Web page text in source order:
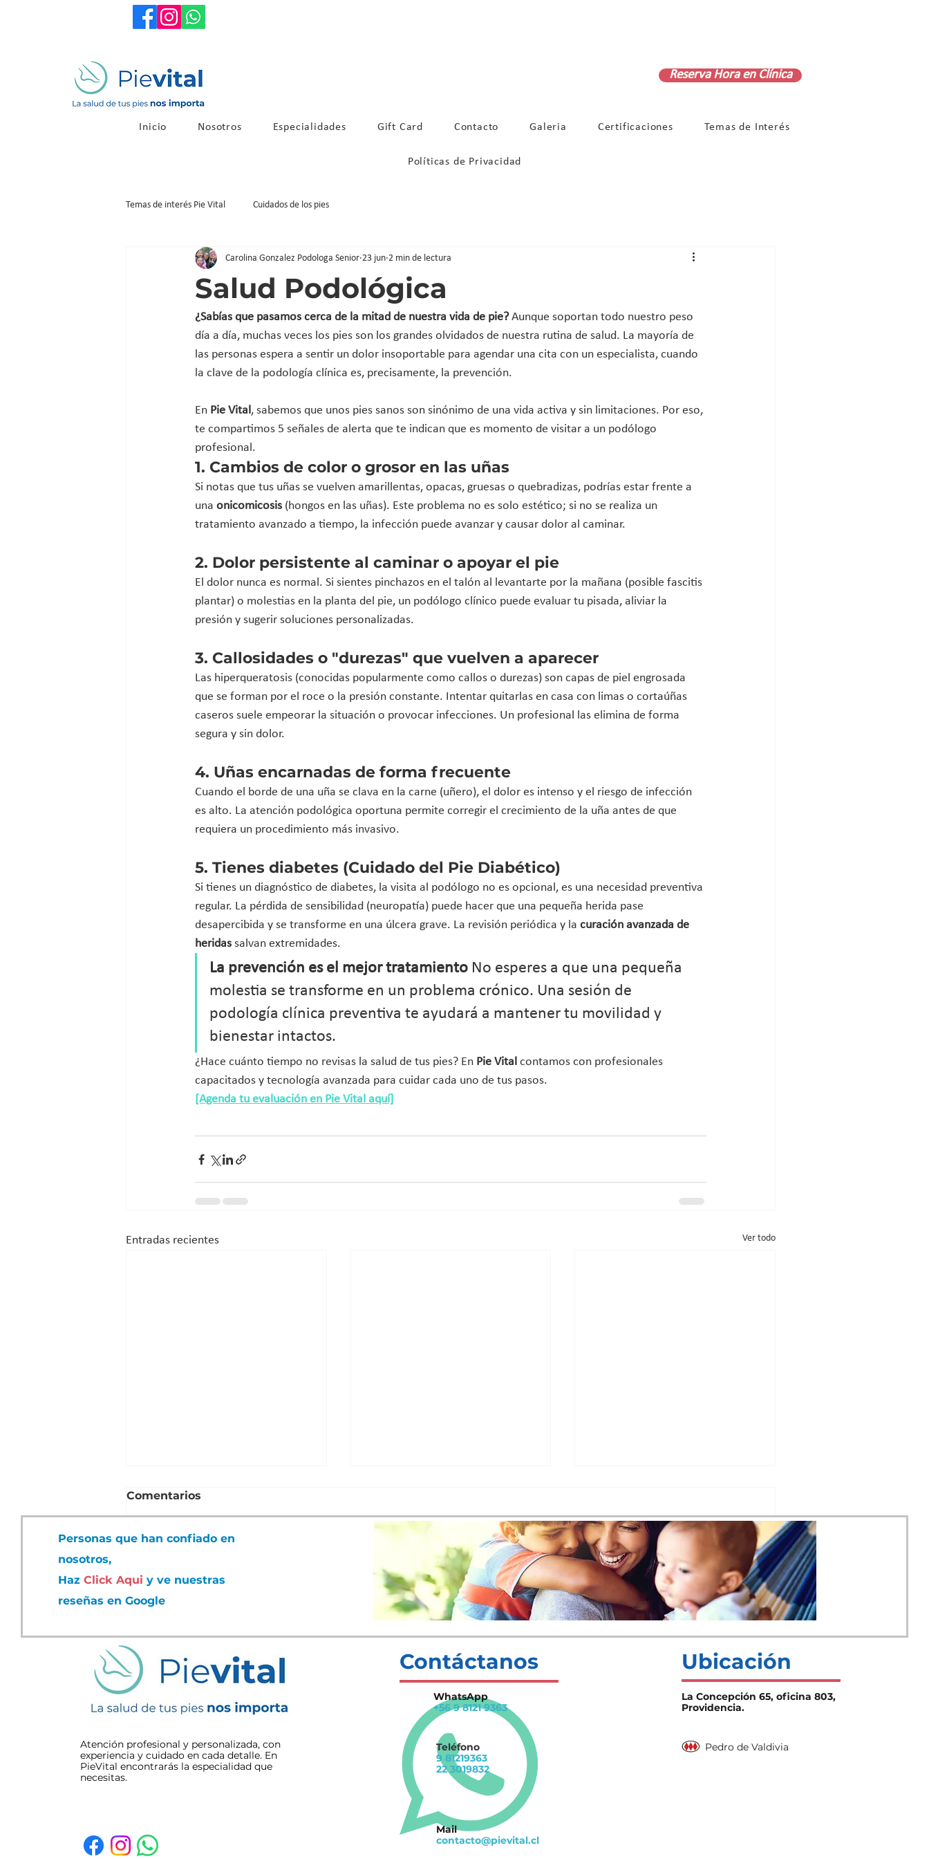
Reserva Hora en Clínica
Inicio Nosotros Especialidades Gift Card Contacto Galeria Certificaciones Temas de Interés
Políticas de Privacidad
Temas de interés Pie Vital Cuidados de los pies
Salud Podológica
Carolina Gonzalez Podologa Senior 23 jun 2 min de lectura
¿Sabías que pasamos cerca de la mitad de nuestra vida de pie? Aunque soportan todo nuestro peso
día a día, muchas veces los pies son los grandes olvidados de nuestra rutina de salud. La mayoría de
las personas espera a sentir un dolor insoportable para agendar una cita con un especialista, cuando
la clave de la podología clínica es, precisamente, la prevención.
En Pie Vital, sabemos que unos pies sanos son sinónimo de una vida activa y sin limitaciones. Por eso,
te compartimos 5 señales de alerta que te indican que es momento de visitar a un podólogo
profesional.
1. Cambios de color o grosor en las uñas
Si notas que tus uñas se vuelven amarillentas, opacas, gruesas o quebradizas, podrías estar frente a
una onicomicosis (hongos en las uñas). Este problema no es solo estético; si no se realiza un
tratamiento avanzado a tiempo, la infección puede avanzar y causar dolor al caminar.
2. Dolor persistente al caminar o apoyar el pie
El dolor nunca es normal. Si sientes pinchazos en el talón al levantarte por la mañana (posible fascitis
plantar) o molestias en la planta del pie, un podólogo clínico puede evaluar tu pisada, aliviar la
presión y sugerir soluciones personalizadas.
3. Callosidades o "durezas" que vuelven a aparecer
Las hiperqueratosis (conocidas popularmente como callos o durezas) son capas de piel engrosada
que se forman por el roce o la presión constante. Intentar quitarlas en casa con limas o cortaúñas
caseros suele empeorar la situación o provocar infecciones. Un profesional las elimina de forma
segura y sin dolor.
4. Uñas encarnadas de forma frecuente
Cuando el borde de una uña se clava en la carne (uñero), el dolor es intenso y el riesgo de infección
es alto. La atención podológica oportuna permite corregir el crecimiento de la uña antes de que
requiera un procedimiento más invasivo.
5. Tienes diabetes (Cuidado del Pie Diabético)
Si tienes un diagnóstico de diabetes, la visita al podólogo no es opcional, es una necesidad preventiva
regular. La pérdida de sensibilidad (neuropatía) puede hacer que una pequeña herida pase
desapercibida y se transforme en una úlcera grave. La revisión periódica y la curación avanzada de
heridas salvan extremidades.
La prevención es el mejor tratamiento No esperes a que una pequeña
molestia se transforme en un problema crónico. Una sesión de
podología clínica preventiva te ayudará a mantener tu movilidad y
bienestar intactos.
¿Hace cuánto tiempo no revisas la salud de tus pies? En Pie Vital contamos con profesionales
capacitados y tecnología avanzada para cuidar cada uno de tus pasos.
[Agenda tu evaluación en Pie Vital aquí]
Entradas recientes Ver todo
Podólogo o urgencias
Señales de infección
ungueal que no debes
ignorar
Cuándo consultar por
una uña encarnada
dolorosa
Comentarios
Personas que han confiado en
nosotros,
HazClick Aquiy ve nuestras
reseñas en Google
Atención profesional y personalizada, con
experiencia y cuidado en cada detalle. En
PieVital encontrarás la especialidad que
necesitas.
Contáctanos
WhatsApp
+56 9 8121 9363
Teléfono
9 81219363
22 3019832
Ubicación
La Concepción 65, oficina 803,
Providencia.
Pedro de Valdivia
Mail
contacto@pievital.cl